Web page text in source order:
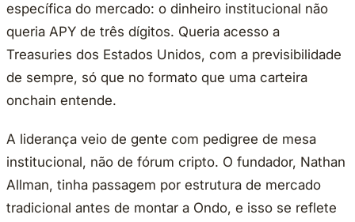
específica do mercado: o dinheiro institucional não
queria APY de três dígitos. Queria acesso a
Treasuries dos Estados Unidos, com a previsibilidade
de sempre, só que no formato que uma carteira
onchain entende.
A liderança veio de gente com pedigree de mesa
institucional, não de fórum cripto. O fundador, Nathan
Allman, tinha passagem por estrutura de mercado
tradicional antes de montar a Ondo, e isso se reflete